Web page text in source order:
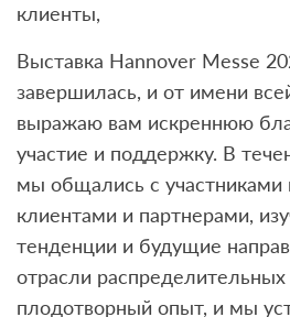
клиенты,
Выставка Hannover Messe
завершилась, и от имени
выражаю вам искреннюю
участие и поддержку. В
мы общались с участниками
клиентами и партнерами,
тенденции и будущие
отрасли
плодотворный опыт, и мы